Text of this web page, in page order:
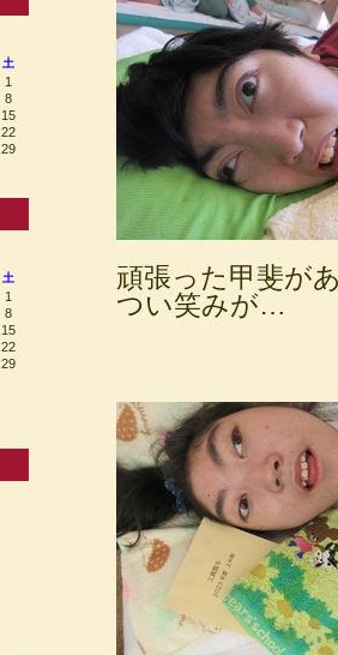
頑張った甲斐が
つい笑みが…
土
1
8
15
22
29
土
1
8
15
22
29